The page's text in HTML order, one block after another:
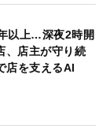
以上…深夜2時開
、店主が守り続
店を支えるAI